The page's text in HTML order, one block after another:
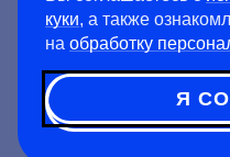
Политика
2026 Университет науки
куки, а также
на обработку
Я